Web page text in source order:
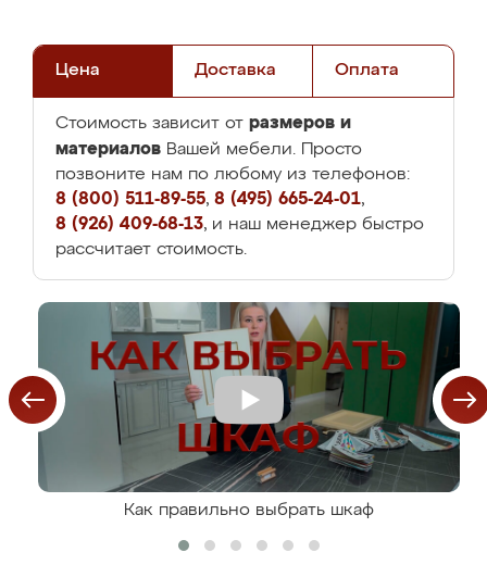
Цена Доставка Оплата
Стоимость зависит от размеров и
материалов Вашей мебели. Просто
позвоните нам по любому из телефонов:
8 (800) 511-89-55, 8 (495) 665-24-01,
8 (926) 409-68-13, и наш менеджер быстро
рассчитает стоимость.
Как правильно выбрать шкаф